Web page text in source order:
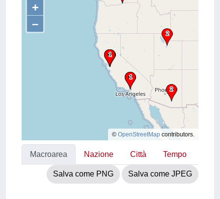
+
–
© OpenStreetMap contributors.
Macroarea Nazione Città Tempo
Salva come PNG Salva come JPEG